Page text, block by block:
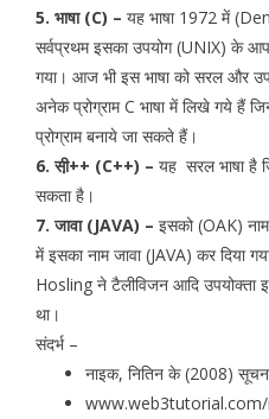
5. भाषा (C) – यह भाषा 1972 में
सर्वप्रथम इसका उपयोग (UNIX) के
गया। आज भी इस भाषा को सरल और
अनेक प्रोग्राम C भाषा में लिखे गये हैं
प्रोग्राम बनाये जा सकते हैं।
6. सी़++ (C++) – यह सरल भाषा है
सकता है।
7. जावा (JAVA) – इसको (OAK)
में इसका नाम जावा (JAVA) कर दिया
Hosling ने टैलीविजन आदि उपयोक्ता
था।
संदर्भ –
नाइक, नितिन के (2008) सूचना